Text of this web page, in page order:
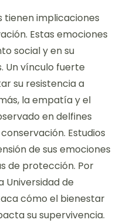
tienen implicaciones
Estas emociones
social y en su
Un vínculo fuerte
su resistencia a
la empatía y el
en delfines
Estudios
de sus emociones
de protección. Por
Universidad de
cómo el bienestar
su supervivencia.